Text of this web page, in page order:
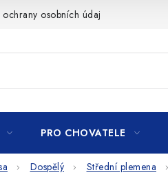
osobních údajů
PRO CHOVATELE
Dospělý Střední plemena